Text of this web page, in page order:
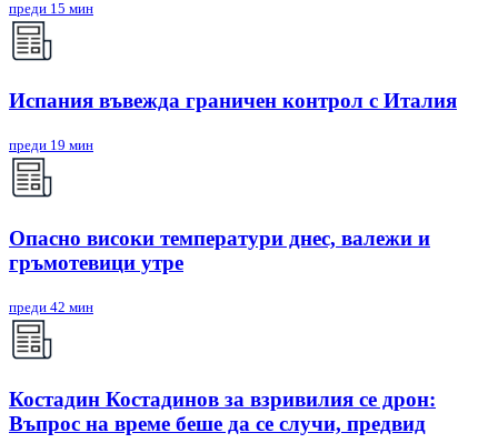
преди 15 мин
Испания въвежда граничен контрол с Италия
преди 19 мин
Опасно високи температури днес, валежи и
гръмотевици утре
преди 42 мин
Костадин Костадинов за взривилия се дрон:
Въпрос на време беше да се случи, предвид